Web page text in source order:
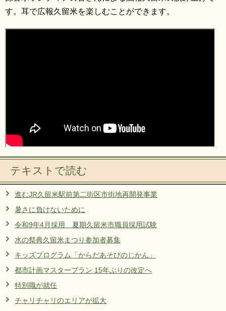
す。耳で広報久留米を楽しむことができます。
テキストで読む
進むJR久留米駅前第二街区市街地再開発事業
暑さに負けないために
令和9年4月採用 夏期久留米市職員採用試験
水の祭典久留米まつり参加者募集
キッズプログラム「からだあそびのじかん」
都市計画マスタープラン 15年ぶりの改定へ
特別職が就任
チャリチャリのエリアが拡大